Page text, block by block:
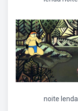
noite lenda